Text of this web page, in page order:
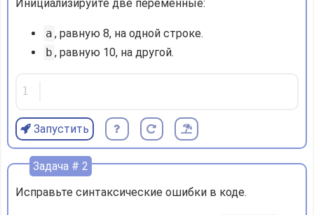
Инициализируйте две переменные:
a , равную 8, на одной строке.
b , равную 10, на другой.
1
Запустить
Исправьте синтаксические ошибки в коде.
Задача # 2